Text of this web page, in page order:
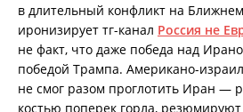
в длительный конфликт на
иронизирует тг-канал Россия не
не факт, что даже победа над
победой Трампа. Американо-
не смог разом проглотить Иран —
костью поперек горла, резюмируют